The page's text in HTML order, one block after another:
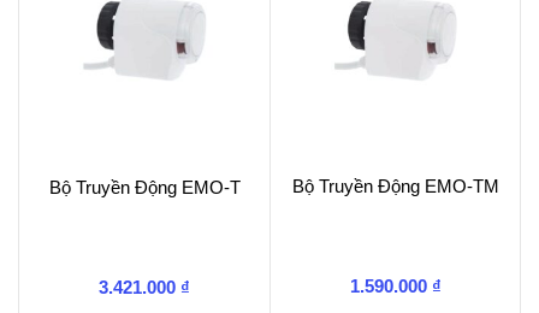
Bộ Truyền Động EMO-T
3.421.000 ₫
Bộ Truyền Động EMO-TM
1.590.000 ₫